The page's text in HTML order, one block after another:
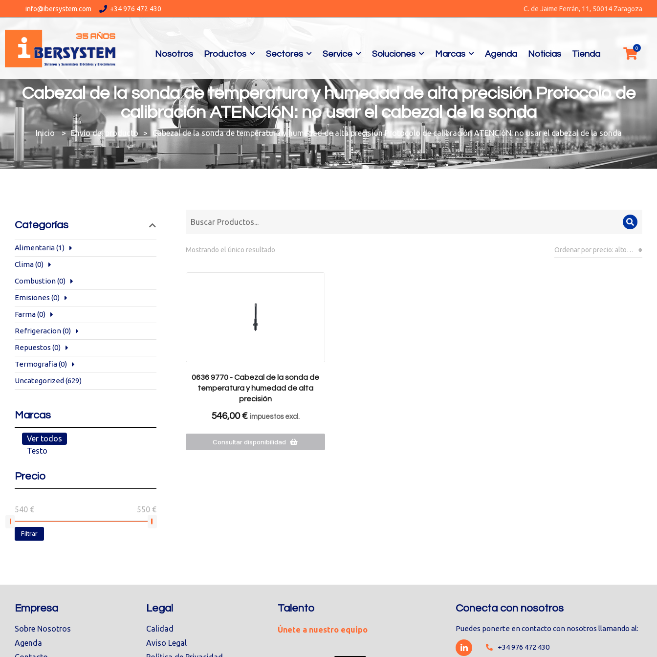
info@ibersystem.com +34 976 472 430 C. de Jaime Ferrán, 11, 50014 Zaragoza
Nosotros Productos Sectores Service Soluciones Marcas Agenda Noticias Tienda
Cabezal de la sonda de temperatura y humedad de alta precisión Protocolo de
calibración ATENCIóN: no usar el cabezal de la sonda
You are here: Envío del producto Cabezal de la sonda de temperatura y humedad de alta precisión Protocolo de calibración ATENCIóN: no usar el cabezal de la sonda
Categorías
Alimentaria(1)
Clima(0)
Combustion(0)
Emisiones (0)
Farma(0)
Refrigeracion(0)
Repuestos (0)
Termografia(0)
Uncategorized (629)
Marcas
Ver todos
Testo
Precio
540 € 550 €
Filtrar
Mostrando el único resultado
0636 9770 - Cabezal de la sonda de
temperatura y humedad de alta
precisión
546,00€ impuestos excl.
Consultar disponibilidad
Empresa
Sobre Nosotros
Agenda
Legal
Calidad
Aviso Legal
Talento
Únete a nuestro equipo
Conecta con nosotros
Puedes ponerte en contacto con nosotros llamando al:
+34 976 472 430